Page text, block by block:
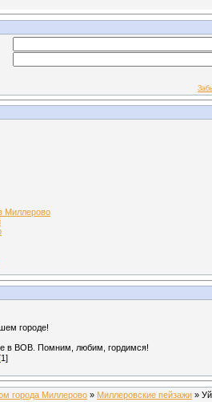
Миллерово
городе!
в ВОВ. Помним, любим, гордимся!
города Миллерово » Миллеровские пейзажи »